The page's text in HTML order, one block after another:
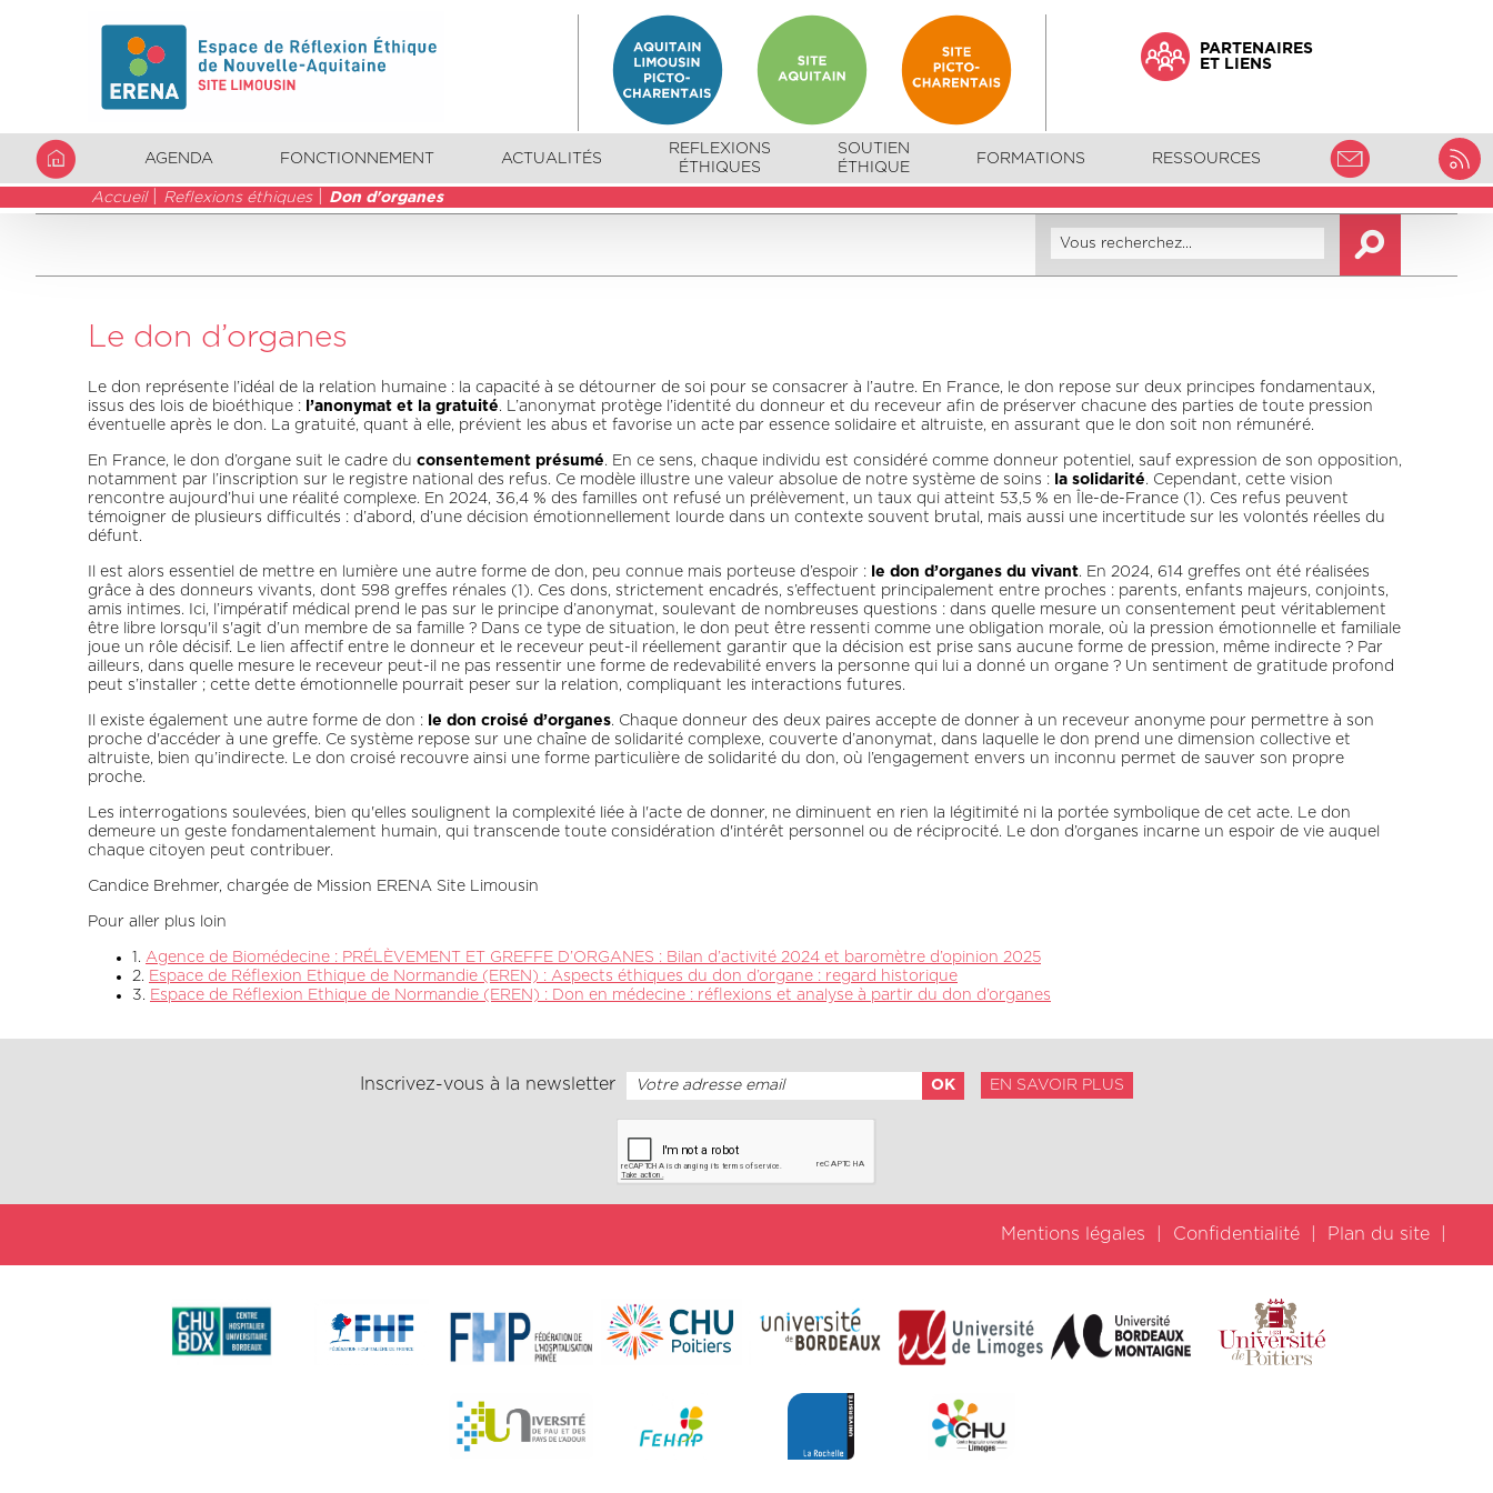
PARTENAIRES
ET LIENS
AGENDA FONCTIONNEMENT ACTUALITÉS
REFLEXIONS
ÉTHIQUES
SOUTIEN
ÉTHIQUE
FORMATIONS RESSOURCES
Accueil Reflexions éthiques Don d'organes
Le don d’organes
Le don représente l’idéal de la relation humaine : la capacité à se détourner de soi pour se consacrer à l’autre. En France, le don repose sur deux principes fondamentaux,
issus des lois de bioéthique : l’anonymat et la gratuité. L’anonymat protège l’identité du donneur et du receveur afin de préserver chacune des parties de toute pression
éventuelle après le don. La gratuité, quant à elle, prévient les abus et favorise un acte par essence solidaire et altruiste, en assurant que le don soit non rémunéré.
En France, le don d’organe suit le cadre du consentement présumé. En ce sens, chaque individu est considéré comme donneur potentiel, sauf expression de son opposition,
notamment par l’inscription sur le registre national des refus. Ce modèle illustre une valeur absolue de notre système de soins : la solidarité. Cependant, cette vision
rencontre aujourd’hui une réalité complexe. En 2024, 36,4 % des familles ont refusé un prélèvement, un taux qui atteint 53,5 % en Île-de-France (1). Ces refus peuvent
témoigner de plusieurs difficultés : d’abord, d’une décision émotionnellement lourde dans un contexte souvent brutal, mais aussi une incertitude sur les volontés réelles du
défunt.
Il est alors essentiel de mettre en lumière une autre forme de don, peu connue mais porteuse d’espoir : le don d’organes du vivant. En 2024, 614 greffes ont été réalisées
grâce à des donneurs vivants, dont 598 greffes rénales (1). Ces dons, strictement encadrés, s’effectuent principalement entre proches : parents, enfants majeurs, conjoints,
amis intimes. Ici, l’impératif médical prend le pas sur le principe d’anonymat, soulevant de nombreuses questions : dans quelle mesure un consentement peut véritablement
être libre lorsqu'il s'agit d’un membre de sa famille ? Dans ce type de situation, le don peut être ressenti comme une obligation morale, où la pression émotionnelle et familiale
joue un rôle décisif. Le lien affectif entre le donneur et le receveur peut-il réellement garantir que la décision est prise sans aucune forme de pression, même indirecte ? Par
ailleurs, dans quelle mesure le receveur peut-il ne pas ressentir une forme de redevabilité envers la personne qui lui a donné un organe ? Un sentiment de gratitude profond
peut s’installer ; cette dette émotionnelle pourrait peser sur la relation, compliquant les interactions futures.
Il existe également une autre forme de don : le don croisé d’organes. Chaque donneur des deux paires accepte de donner à un receveur anonyme pour permettre à son
proche d'accéder à une greffe. Ce système repose sur une chaîne de solidarité complexe, couverte d’anonymat, dans laquelle le don prend une dimension collective et
altruiste, bien qu’indirecte. Le don croisé recouvre ainsi une forme particulière de solidarité du don, où l’engagement envers un inconnu permet de sauver son propre
proche.
Les interrogations soulevées, bien qu'elles soulignent la complexité liée à l'acte de donner, ne diminuent en rien la légitimité ni la portée symbolique de cet acte. Le don
demeure un geste fondamentalement humain, qui transcende toute considération d'intérêt personnel ou de réciprocité. Le don d’organes incarne un espoir de vie auquel
chaque citoyen peut contribuer.
Candice Brehmer, chargée de Mission ERENA Site Limousin
Pour aller plus loin
1. Agence de Biomédecine : PRÉLÈVEMENT ET GREFFE D’ORGANES : Bilan d’activité 2024 et baromètre d’opinion 2025
2. Espace de Réflexion Ethique de Normandie (EREN) : Aspects éthiques du don d’organe : regard historique
3. Espace de Réflexion Ethique de Normandie (EREN) : Don en médecine : réflexions et analyse à partir du don d’organes
Inscrivez-vous à la newsletter EN SAVOIR PLUS
Mentions légales Confidentialité Plan du site